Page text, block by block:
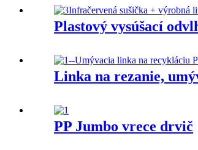
Plastový vysúšací
Linka na rezanie,
PP Jumbo vrece drvič